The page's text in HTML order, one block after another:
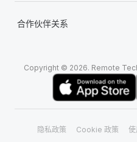
合作伙伴关系
Copyright © 2026. Remote
隐私政策 Cookie 政策